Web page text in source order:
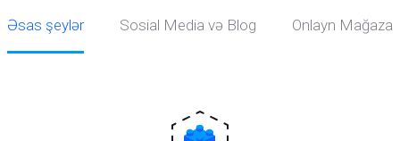
Əsas şeylər Sosial Media və Blog Onlayn Mağaza